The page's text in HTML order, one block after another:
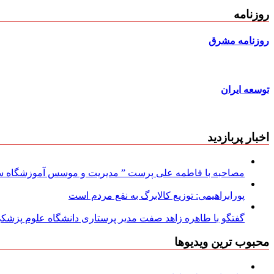
روزنامه
روزنامه مشرق
توسعه ایران
اخبار پربازدید
مصاحبه با فاطمه علی پرست ” مدیریت و موسس آموزشگاه
پورابراهیمی: توزیع کالابرگ به نفع مردم است
گفتگو با طاهره زاهد صفت مدیر پرستاری دانشگاه علوم
محبوب ترین ویدیوها